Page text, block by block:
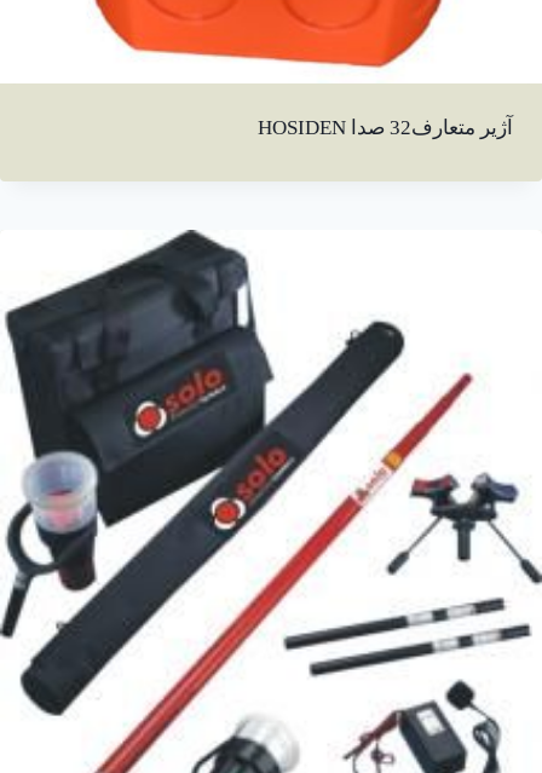
آژیر متعارف32 صدا HOSIDEN